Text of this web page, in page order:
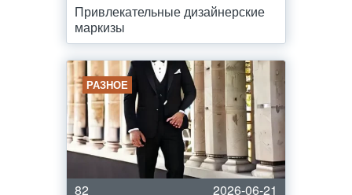
Привлекательные дизайнерские
маркизы
РАЗНОЕ
82
2026-06-21